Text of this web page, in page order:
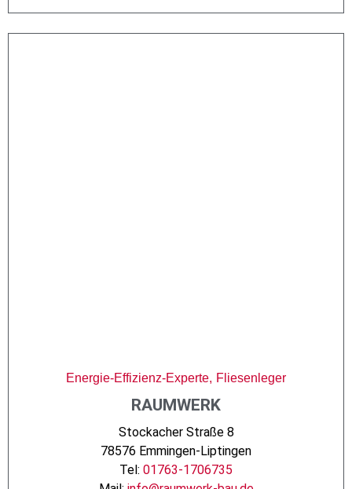
Energie-Effizienz-Experte Fliesenleger
RAUMWERK
Stockacher Straße 8
78576 Emmingen-Liptingen
Tel: 01763-1706735